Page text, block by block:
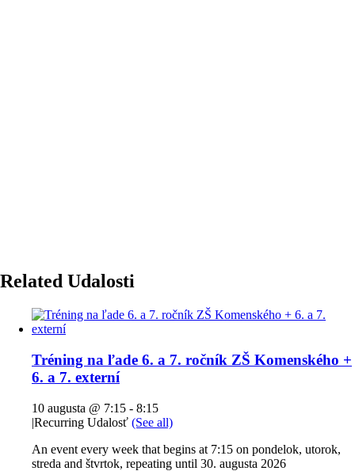
Related Udalosti
Tréning na ľade 6. a 7. ročník ZŠ Komenského +
6. a 7. externí
10 augusta @ 7:15 - 8:15
|Recurring Udalosť (See all)
An event every week that begins at 7:15 on pondelok, utorok,
streda and štvrtok, repeating until 30. augusta 2026